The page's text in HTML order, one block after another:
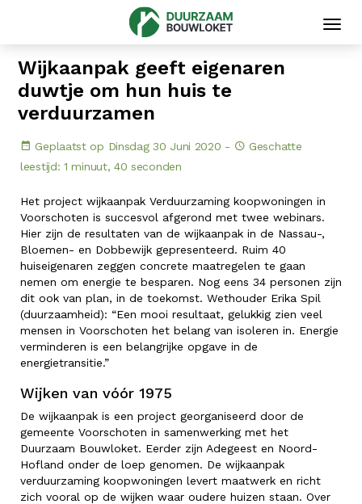
Wijkaanpak geeft eigenaren
duwtje om hun huis te
verduurzamen
Geplaatst op Dinsdag 30 Juni 2020 -
Geschatte
leestijd: 1 minuut, 40 seconden
Het project wijkaanpak Verduurzaming koopwoningen in
Voorschoten is succesvol afgerond met twee webinars.
Hier zijn de resultaten van de wijkaanpak in de Nassau-,
Bloemen- en Dobbewijk gepresenteerd. Ruim 40
huiseigenaren zeggen concrete maatregelen te gaan
nemen om energie te besparen. Nog eens 34 personen zijn
dit ook van plan, in de toekomst. Wethouder Erika Spil
(duurzaamheid): “Een mooi resultaat, gelukkig zien veel
mensen in Voorschoten het belang van isoleren in. Energie
verminderen is een belangrijke opgave in de
energietransitie.”
Wijken van vóór 1975
De wijkaanpak is een project georganiseerd door de
gemeente Voorschoten in samenwerking met het
Duurzaam Bouwloket. Eerder zijn Adegeest en Noord-
Hofland onder de loep genomen. De wijkaanpak
verduurzaming koopwoningen levert maatwerk en richt
zich vooral op de wijken waar oudere huizen staan. Over